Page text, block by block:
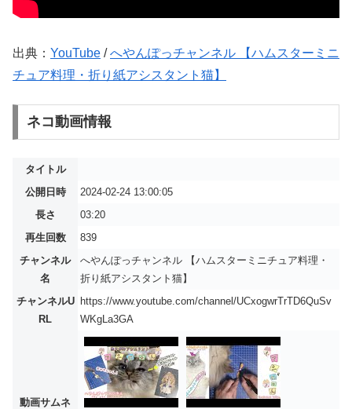
出典： YouTube /へやんぽっチャンネル 【ハムスターミニ
チュア料理・折り紙アシスタント猫】
ネコ動画情報
タイトル
公開日時
2024-02-24 13:00:05
長さ
03:20
再生回数
839
チャンネル
名
へやんぽっチャンネル 【ハムスターミニチュア料理・
折り紙アシスタント猫】
チャンネルU
RL
https://www.youtube.com/channel/UCxogwrTrTD6QuSv
WKgLa3GA
動画サムネ